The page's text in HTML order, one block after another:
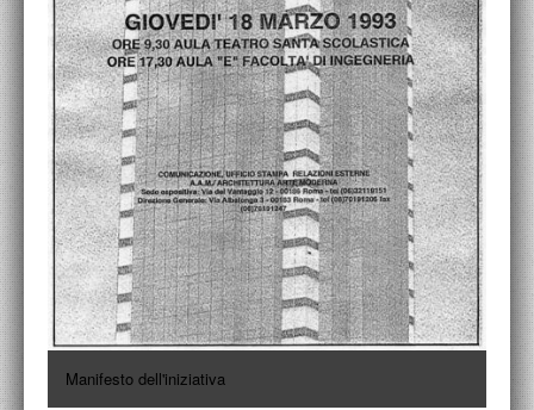
RECENSIONI GENERALI
MOSTRE
ARTISTI
DUETTI / DUELLI
LABORATORI DI PROGETTAZIONE
PROGETTI D'OPERA
PROGETTI CULTURALI
PROGETTO T.E.S.I.
Manifesto dell'iniziativa